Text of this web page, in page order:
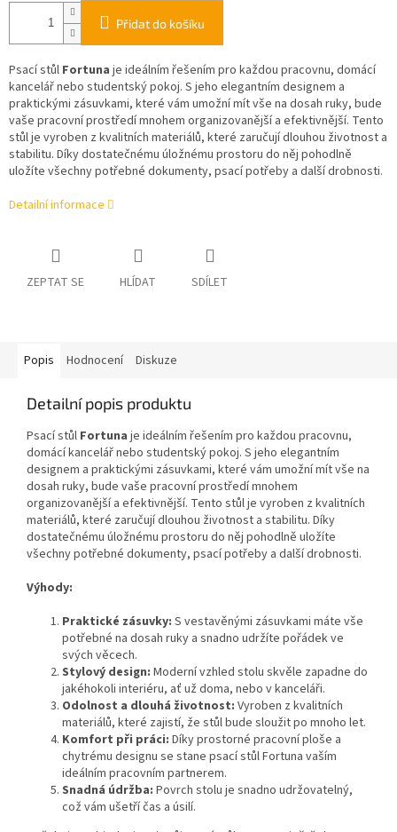
Přidat do košíku
Psací stůl Fortuna je ideálním řešením pro každou pracovnu, domácí
kancelář nebo studentský pokoj. S jeho elegantním designem a
praktickými zásuvkami, které vám umožní mít vše na dosah ruky, bude
vaše pracovní prostředí mnohem organizovanější a efektivnější. Tento
stůl je vyroben z kvalitních materiálů, které zaručují dlouhou životnost a
stabilitu. Díky dostatečnému úložnému prostoru do něj pohodlně
uložíte všechny potřebné dokumenty, psací potřeby a další drobnosti.
Detailní informace
ZEPTAT SE HLÍDAT SDÍLET
Popis Hodnocení Diskuze
Detailní popis produktu
Psací stůl Fortuna je ideálním řešením pro každou pracovnu,
domácí kancelář nebo studentský pokoj. S jeho elegantním
designem a praktickými zásuvkami, které vám umožní mít vše na
dosah ruky, bude vaše pracovní prostředí mnohem
organizovanější a efektivnější. Tento stůl je vyroben z kvalitních
materiálů, které zaručují dlouhou životnost a stabilitu. Díky
dostatečnému úložnému prostoru do něj pohodlně uložíte
všechny potřebné dokumenty, psací potřeby a další drobnosti.
Výhody:
Praktické zásuvky: S vestavěnými zásuvkami máte vše
potřebné na dosah ruky a snadno udržíte pořádek ve
svých věcech.
Stylový design: Moderní vzhled stolu skvěle zapadne do
jakéhokoli interiéru, ať už doma, nebo v kanceláři.
Odolnost a dlouhá životnost: Vyroben z kvalitních
materiálů, které zajistí, že stůl bude sloužit po mnoho let.
Komfort při práci: Díky prostorné pracovní ploše a
chytrému designu se stane psací stůl Fortuna vaším
ideálním pracovním partnerem.
Snadná údržba: Povrch stolu je snadno udržovatelný,
což vám ušetří čas a úsilí.